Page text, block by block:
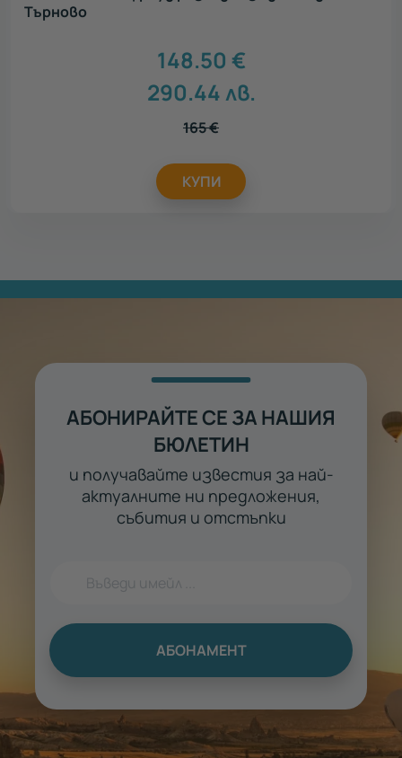
Търново
148.50 €
290.44лв.
165€
КУПИ
АБОНИРАЙТЕ СЕ ЗА НАШИЯ
БЮЛЕТИН
и получавайте известия за най-
актуалните ни предложения,
събития и отстъпки
АБОНАМЕНТ